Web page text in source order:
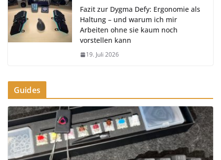
Fazit zur Dygma Defy: Ergonomie als
Haltung – und warum ich mir
Arbeiten ohne sie kaum noch
vorstellen kann
19. Juli 2026
Guides